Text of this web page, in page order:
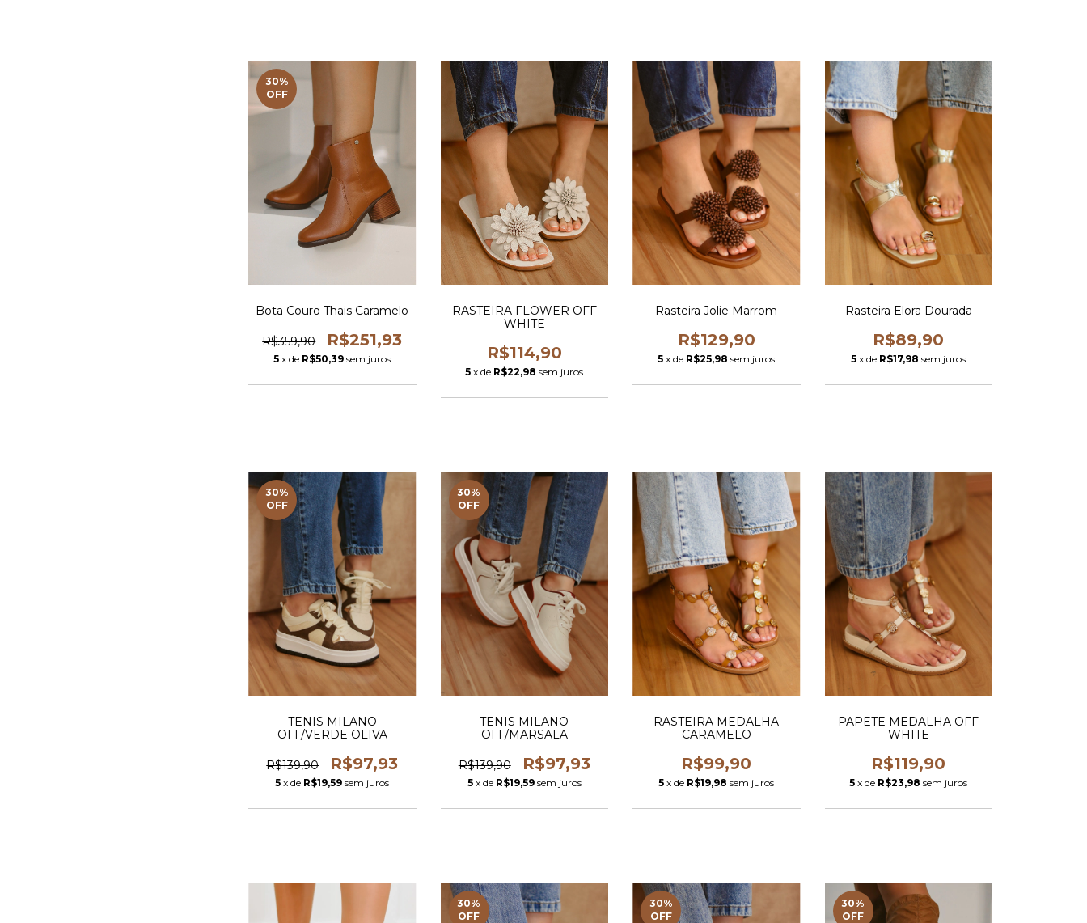
30%
OFF
Bota Couro Thais Caramelo
R$359,90 R$251,93
5 x de R$50,39 sem juros
RASTEIRA FLOWER OFF
WHITE
R$114,90
5 x de R$22,98 sem juros
Rasteira Jolie Marrom
R$129,90
5 x de R$25,98 sem juros
Rasteira Elora Dourada
R$89,90
5 x de R$17,98 sem juros
30%
OFF
TENIS MILANO
OFF/VERDE OLIVA
R$139,90 R$97,93
5 x de R$19,59 sem juros
30%
OFF
TENIS MILANO
OFF/MARSALA
R$139,90 R$97,93
5 x de R$19,59 sem juros
RASTEIRA MEDALHA
CARAMELO
R$99,90
5 x de R$19,98 sem juros
PAPETE MEDALHA OFF
WHITE
R$119,90
5 x de R$23,98 sem juros
30%
OFF
30%
OFF
30%
OFF